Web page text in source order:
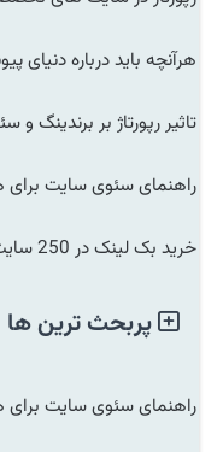
هرآنچه باید درباره دنیای
تاثیر رپورتاژ بر برندینگ و
راهنمای سئوی سایت
خرید بک لینک در 250 سایت چه مزایایی دارد؟
پربحث ترین ها
راهنمای سئوی سایت